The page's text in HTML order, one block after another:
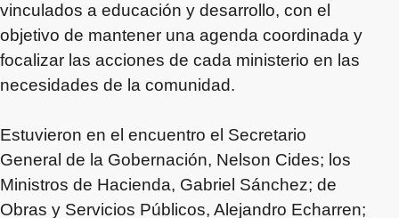
vinculados a educación y desarrollo, con el
objetivo de mantener una agenda coordinada y
focalizar las acciones de cada ministerio en las
necesidades de la comunidad.
Estuvieron en el encuentro el Secretario
General de la Gobernación, Nelson Cides; los
Ministros de Hacienda, Gabriel Sánchez; de
Obras y Servicios Públicos, Alejandro Echarren;